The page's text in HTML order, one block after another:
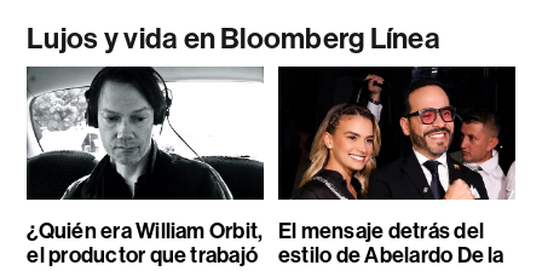
Lujos y vida en Bloomberg Línea
¿Quién era William Orbit,
el productor que trabajó
El mensaje detrás del
estilo de Abelardo De la